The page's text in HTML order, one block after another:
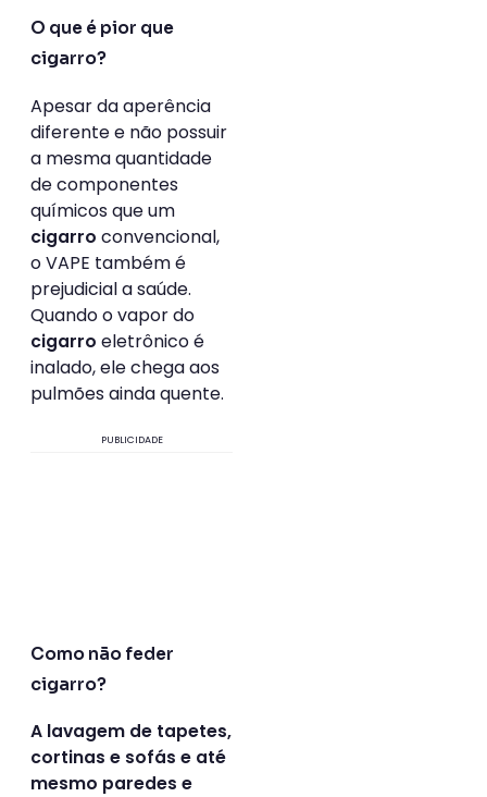
O que é pior que
cigarro?
Apesar da aperência
diferente e não possuir
a mesma quantidade
de componentes
químicos que um
cigarro convencional,
o VAPE também é
prejudicial a saúde.
Quando o vapor do
cigarro eletrônico é
inalado, ele chega aos
pulmões ainda quente.
PUBLICIDADE
Como não feder
cigarro?
A lavagem de tapetes,
cortinas e sofás e até
mesmo paredes e